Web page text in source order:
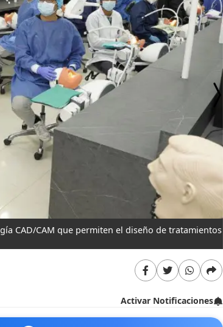
CAD/CAM que permiten el diseño de tratamientos
Activar Notificaciones